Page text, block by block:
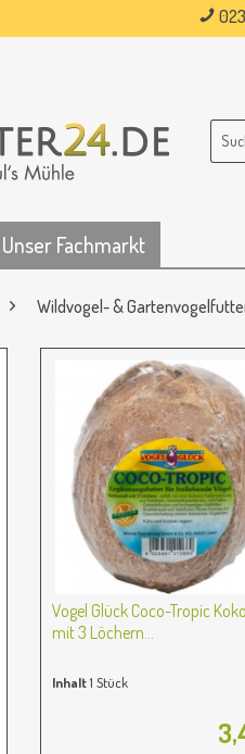
Unser Fachmarkt
Wildvogel- &
Vogel Glück Coco-Tropic
mit 3 Löchern...
Inhalt1 Stück